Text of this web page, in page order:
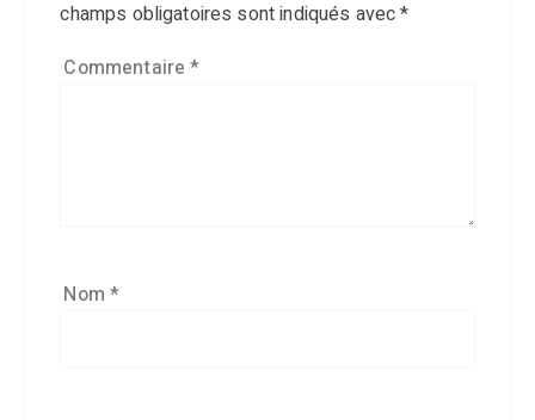
champs obligatoires sont indiqués avec*
Commentaire*
Nom*